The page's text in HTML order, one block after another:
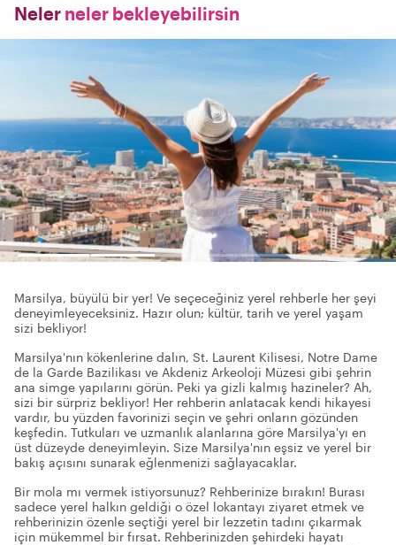
Neler neler bekleyebilirsin
Marsilya, büyülü bir yer! Ve seçeceğiniz yerel rehberle her şeyi
deneyimleyeceksiniz. Hazır olun; kültür, tarih ve yerel yaşam
sizi bekliyor!
Marsilya'nın kökenlerine dalın, St. Laurent Kilisesi, Notre Dame
de la Garde Bazilikası ve Akdeniz Arkeoloji Müzesi gibi şehrin
ana simge yapılarını görün. Peki ya gizli kalmış hazineler? Ah,
sizi bir sürpriz bekliyor! Her rehberin anlatacak kendi hikayesi
vardır, bu yüzden favorinizi seçin ve şehri onların gözünden
keşfedin. Tutkuları ve uzmanlık alanlarına göre Marsilya'yı en
üst düzeyde deneyimleyin. Size Marsilya'nın eşsiz ve yerel bir
bakış açısını sunarak eğlenmenizi sağlayacaklar.
Bir mola mı vermek istiyorsunuz? Rehberinize bırakın! Burası
sadece yerel halkın geldiği o özel lokantayı ziyaret etmek ve
rehberinizin özenle seçtiği yerel bir lezzetin tadını çıkarmak
için mükemmel bir fırsat. Rehberinizden şehirdeki hayatı